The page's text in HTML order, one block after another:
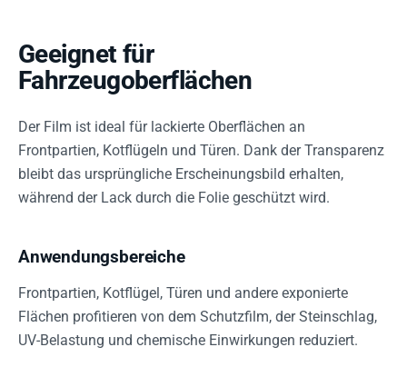
Geeignet für
Fahrzeugoberflächen
Der Film ist ideal für lackierte Oberflächen an
Frontpartien, Kotflügeln und Türen. Dank der Transparenz
bleibt das ursprüngliche Erscheinungsbild erhalten,
während der Lack durch die Folie geschützt wird.
Anwendungsbereiche
Frontpartien, Kotflügel, Türen und andere exponierte
Flächen profitieren von dem Schutzfilm, der Steinschlag,
UV-Belastung und chemische Einwirkungen reduziert.